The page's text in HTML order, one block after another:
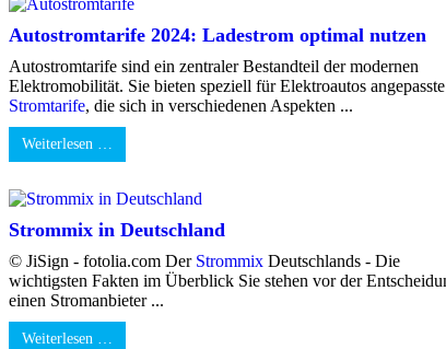
Autostromtarife 2024: Ladestrom optimal nutzen
Autostromtarife sind ein zentraler Bestandteil der modernen
Elektromobilität. Sie bieten speziell für Elektroautos angepasste
Stromtarife, die sich in verschiedenen Aspekten ...
Weiterlesen …
Strommix in Deutschland
© JiSign - fotolia.com Der Strommix Deutschlands - Die
wichtigsten Fakten im Überblick Sie stehen vor der
einen Stromanbieter ...
Weiterlesen …